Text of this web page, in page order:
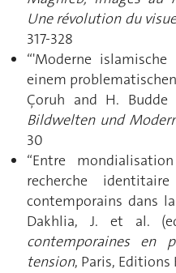
Une révolution du
317-328
“'Moderne
einem
Çoruh and H. Budde
Bildwelten und
30
“Entre
recherche
contemporains dans
Dakhlia, J. et al.
contemporaines en
tension, Paris, Editions